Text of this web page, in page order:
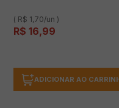
( R$ 1,70/un )
R$ 16,99
ADICIONAR AO